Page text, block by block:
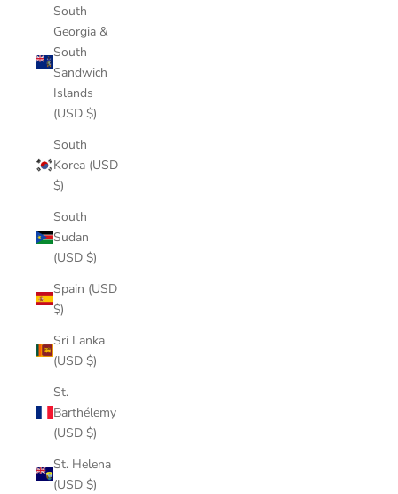
South
Georgia &
South
Sandwich
Islands
(USD $)
South
Korea (USD
$)
South
Sudan
(USD $)
Spain (USD
$)
Sri Lanka
(USD $)
St.
Barthélemy
(USD $)
St. Helena
(USD $)